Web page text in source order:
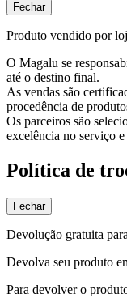
Fechar
Produto vendido por
O Magalu se
até o destino final.
As vendas são
procedência de
Os parceiros são
excelência no serviço
Política de
Fechar
Devolução gratuita
Devolva seu produto
Para devolver o